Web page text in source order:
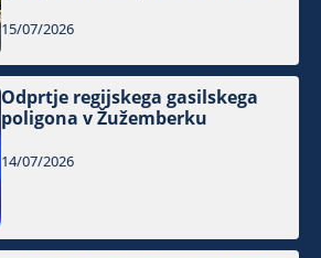
15/07/2026
Odprtje regijskega gasilskega
poligona v Žužemberku
14/07/2026